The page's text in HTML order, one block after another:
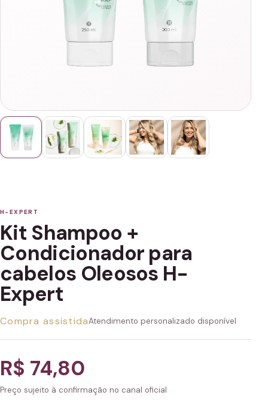
H-EXPERT
Kit Shampoo +
Condicionador para
cabelos Oleosos H-
Expert
Compra assistidaAtendimento personalizado disponível
R$ 74,80
Preço sujeito à confirmação no canal oficial